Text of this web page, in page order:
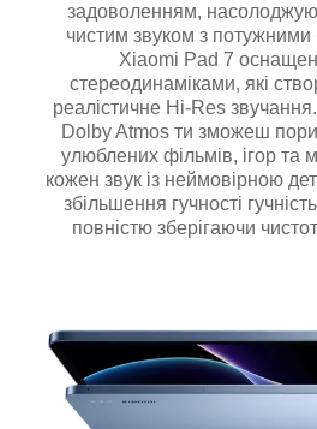
задоволенням,
чистим звуком з
Xiaomi Pad 7
стереодинаміками, які
реалістичне Hi-Res
Dolby Atmos ти зможеш
улюблених фільмів, ігор та
кожен звук із неймовірною
збільшення гучності
повністю зберігаючи